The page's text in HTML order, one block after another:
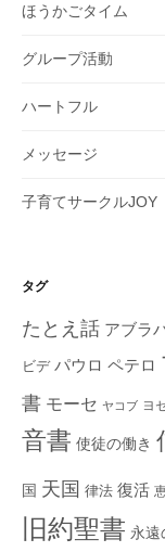
ほうかごタイム
グループ活動
ハートフル
メッセージ
子育てサークルJOY
タグ
たとえ話 アブラ
ビデ パウロ ペテロ
書 モーセ ヤコブ ヨ
音書 使徒の働き
国 天国 律法 復活
旧約聖書 永遠